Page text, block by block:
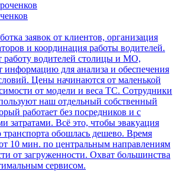
заявок от клиентов, организация
и координация работы водителей.
работу водителей столицы и МО,
информацию для анализа и обеспечения
Цены начинаются от маленькой
от модели и веса ТС. Сотрудники
наш отдельный собственный
работает без посредников и с
затратами. Всё это, чтобы эвакуация
транспорта обошлась дешево. Время
10 мин. по центральным направлениям
от загруженности. Охват большинства
сервисом.